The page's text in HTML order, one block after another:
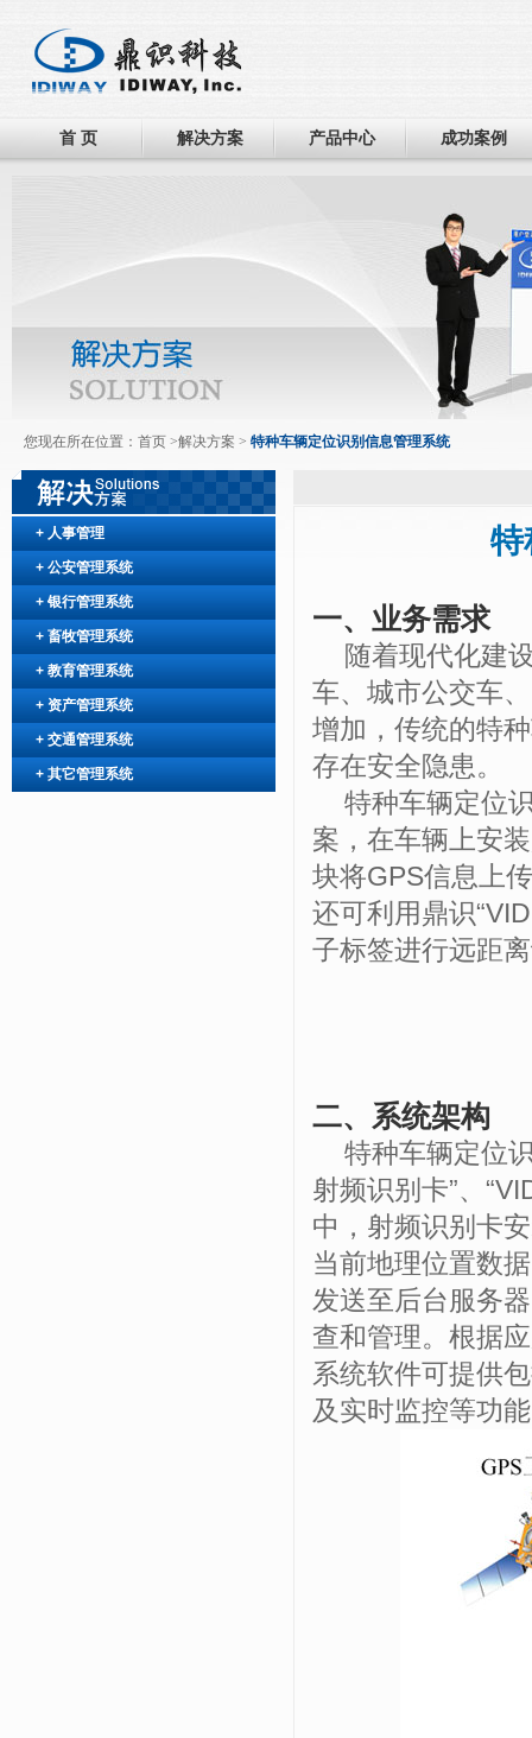
首 页 解决方案 产品中心 成功案例
您现在所在位置： 首页 >解决方案 > 特种车辆定位识别信息管理系统
+ 人事管理
+ 公安管理系统
+ 银行管理系统
+ 畜牧管理系统
+ 教育管理系统
+ 资产管理系统
+ 交通管理系统
+ 其它管理系统
特
一、业务需求
随着现代化建
车、城市公交车
增加，传统的特
存在安全隐患。
特种车辆定位
案，在车辆上安
块将GPS信息上
还可利用鼎识“
子标签进行远距
二、系统架构
特种车辆定位
射频识别卡”、“
中，射频识别卡
当前地理位置数
发送至后台服务
查和管理。根据
系统软件可提供
及实时监控等功